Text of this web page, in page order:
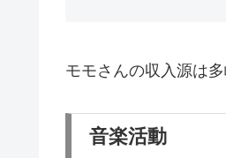
モモさんの収入源は
音楽活動